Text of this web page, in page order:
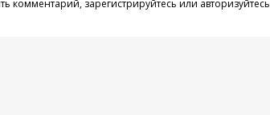
комментарий, зарегистрируйтесь или авторизуйтесь